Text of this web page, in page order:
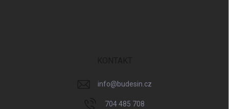
info@budesin.cz
704 485 708